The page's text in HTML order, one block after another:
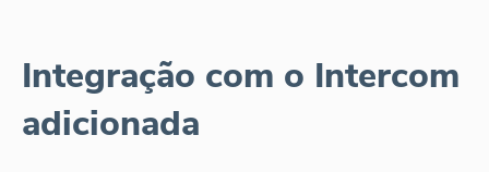
Integração com o Intercom
adicionada